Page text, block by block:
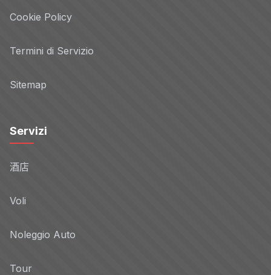
Cookie Policy
Termini di Servizio
Sitemap
Servizi
酒店
Voli
Noleggio Auto
Tour